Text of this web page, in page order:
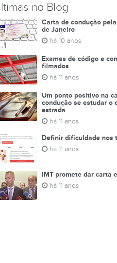
no Blog
Carta de condução
de Janeiro
há 10 anos
Exames de código e
filmados
há 11 anos
Um ponto positivo na
condução se estudar o
estrada
há 11 anos
Definir dificuldade nos
há 11 anos
IMT promete dar carta
há 11 anos